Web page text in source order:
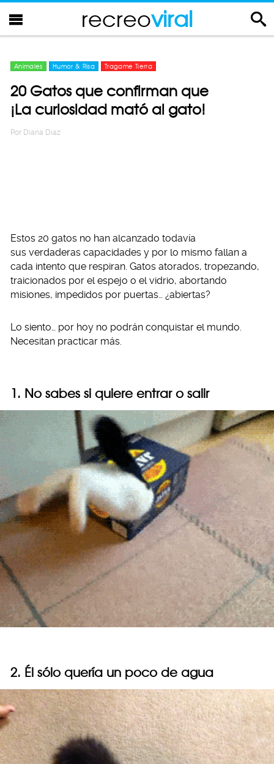
recreoviral
Animales Humor & Risa Tragame Tierra
20 Gatos que confirman que
¡La curiosidad mató al gato!
Por Diana Diaz
Estos 20 gatos no han alcanzado todavía
sus verdaderas capacidades y por lo mismo fallan a
cada intento que respiran. Gatos atorados, tropezando,
traicionados por el espejo o el vidrio, abortando
misiones, impedidos por puertas… ¿abiertas?
Lo siento… por hoy no podrán conquistar el mundo.
Necesitan practicar más.
1. No sabes si quiere entrar o salir
2. Él sólo quería un poco de agua